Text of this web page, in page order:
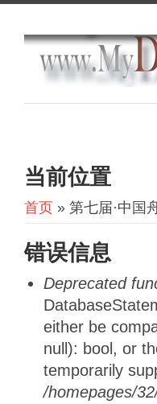
当前位置
首页 » 第七届·中国
错误信息
Deprecated
either be
null): bool, or
temporarily
/homepages/